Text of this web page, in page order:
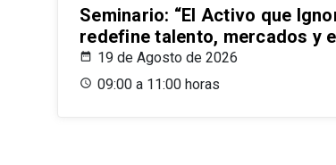
Seminario: “El Activo que
redefine talento, mercados y
19 de Agosto de 2026
09:00 a 11:00 horas